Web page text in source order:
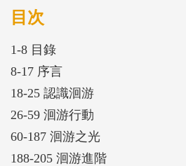
村可以受益，讓學子們也願意
目次
1-8 目錄
8-17 序言
18-25 認識洄游
26-59 洄游行動
60-187 洄游之光
188-205 洄游進階